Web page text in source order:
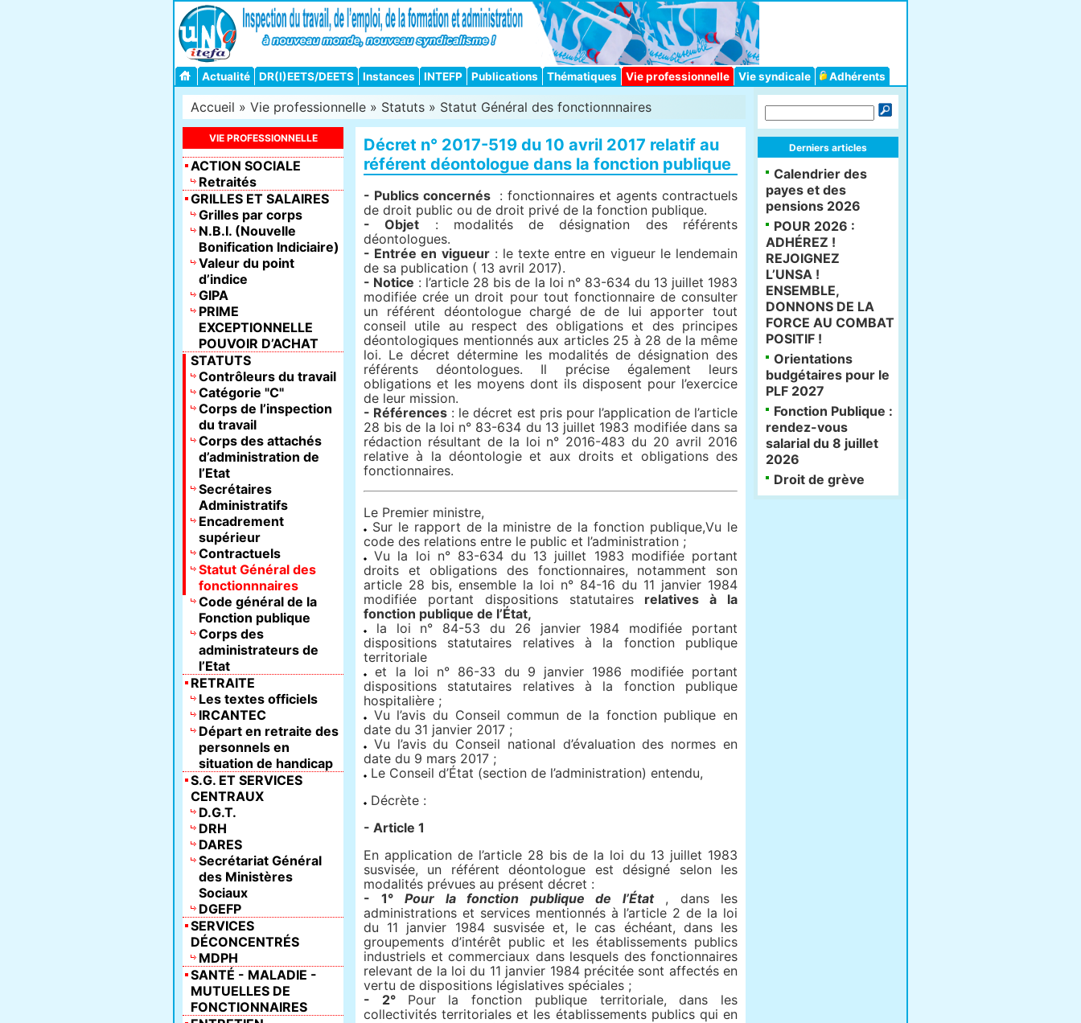
Actualité DR(I)EETS/DEETS Instances INTEFP Publications Thématiques Vie professionnelle Vie syndicale Adhérents
Accueil » Vie professionnelle » Statuts » Statut Général des fonctionnnaires
Décret n° 2017-519 du 10 avril 2017 relatif au
référent déontologue dans la fonction publique
- Publics concernés : fonctionnaires et agents contractuels
de droit public ou de droit privé de la fonction publique.
- Objet : modalités de désignation des référents
déontologues.
- Entrée en vigueur: le texte entre en vigueur le lendemain
de sa publication ( 13 avril 2017).
- Notice : l’article 28 bis de la loi n° 83-634 du 13 juillet 1983
modifiée crée un droit pour tout fonctionnaire de consulter
un référent déontologue chargé de de lui apporter tout
conseil utile au respect des obligations et des principes
déontologiques mentionnés aux articles 25 à 28 de la même
loi. Le décret détermine les modalités de désignation des
référents déontologues. Il précise également leurs
obligations et les moyens dont ils disposent pour l’exercice
de leur mission.
- Références : le décret est pris pour l’application de l’article
28 bis de la loi n° 83-634 du 13 juillet 1983 modifiée dans sa
rédaction résultant de la loi n° 2016-483 du 20 avril 2016
relative à la déontologie et aux droits et obligations des
fonctionnaires.
Le Premier ministre,
Sur le rapport de la ministre de la fonction publique,Vu le
code des relations entre le public et l’administration ;
Vu la loi n° 83-634 du 13 juillet 1983 modifiée portant
droits et obligations des fonctionnaires, notamment son
article 28 bis, ensemble la loi n° 84-16 du 11 janvier 1984
modifiée portant dispositions statutaires relatives à la
fonction publique de l’État,
la loi n° 84-53 du 26 janvier 1984 modifiée portant
dispositions statutaires relatives à la fonction publique
territoriale
et la loi n° 86-33 du 9 janvier 1986 modifiée portant
dispositions statutaires relatives à la fonction publique
hospitalière ;
Vu l’avis du Conseil commun de la fonction publique en
date du 31 janvier 2017 ;
Vu l’avis du Conseil national d’évaluation des normes en
date du 9 mars 2017 ;
Le Conseil d’État (section de l’administration) entendu,
Décrète :
- Article 1
En application de l’article 28 bis de la loi du 13 juillet 1983
susvisée, un référent déontologue est désigné selon les
modalités prévues au présent décret :
- 1°
Pour la fonction publique de l’État
, dans les
administrations et services mentionnés à l’article 2 de la loi
du 11 janvier 1984 susvisée et, le cas échéant, dans les
groupements d’intérêt public et les établissements publics
industriels et commerciaux dans lesquels des fonctionnaires
relevant de la loi du 11 janvier 1984 précitée sont affectés en
vertu de dispositions législatives spéciales ;
- 2° Pour la fonction publique territoriale, dans les
collectivités territoriales et les établissements publics qui en
VIE PROFESSIONNELLE
ACTION SOCIALE
Retraités
GRILLES ET SALAIRES
Grilles par corps
N.B.I. (Nouvelle
Bonification Indiciaire)
Valeur du point
d’indice
GIPA
PRIME
EXCEPTIONNELLE
POUVOIR D’ACHAT
STATUTS
Contrôleurs du travail
Catégorie "C"
Corps de l’inspection
du travail
Corps des attachés
d’administration de
l’Etat
Secrétaires
Administratifs
Encadrement
supérieur
Contractuels
Statut Général des
fonctionnnaires
Code général de la
Fonction publique
Corps des
administrateurs de
l’Etat
RETRAITE
Les textes officiels
IRCANTEC
Départ en retraite des
personnels en
situation de handicap
S.G. ET SERVICES
CENTRAUX
D.G.T.
DRH
DARES
Secrétariat Général
des Ministères
Sociaux
DGEFP
SERVICES
DÉCONCENTRÉS
MDPH
SANTÉ - MALADIE -
MUTUELLES DE
FONCTIONNAIRES
Derniers articles
Calendrier des
payes et des
pensions 2026
POUR 2026 :
ADHÉREZ !
REJOIGNEZ
L’UNSA !
ENSEMBLE,
DONNONS DE LA
FORCE AU COMBAT
POSITIF !
Orientations
budgétaires pour le
PLF 2027
Fonction Publique :
rendez-vous
salarial du 8 juillet
2026
Droit de grève